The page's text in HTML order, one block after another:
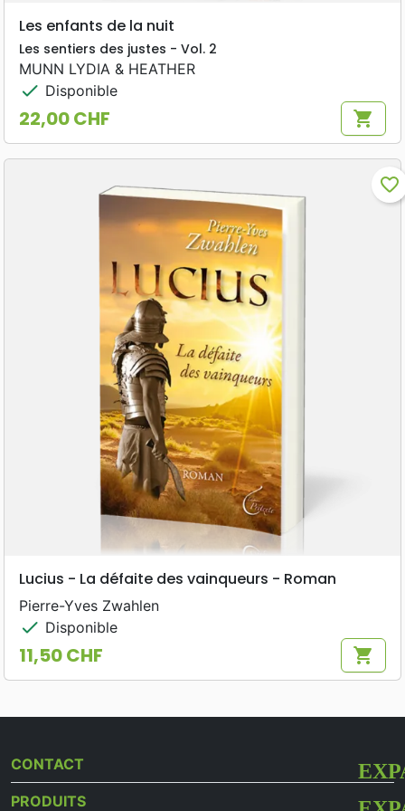
Les enfants de la nuit
Les sentiers des justes - Vol. 2
MUNN LYDIA & HEATHER
check Disponible
Prix
22,00 CHF shopping_cart
favorite_border
Lucius - La défaite des vainqueurs - Roman
Pierre-Yves Zwahlen
check Disponible
Prix
11,50 CHF shopping_cart
CONTACT
PRODUITS